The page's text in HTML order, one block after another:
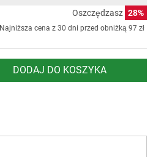
Oszczędzasz 28%
Najniższa cena z 30 dni przed obniżką 97 zł
DODAJ DO KOSZYKA